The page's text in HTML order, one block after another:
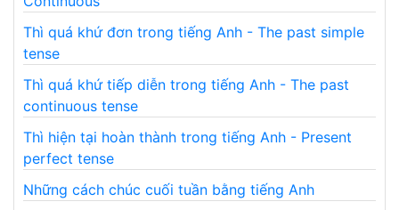
Thì quá khứ đơn trong tiếng Anh - The past simple
tense
Thì quá khứ tiếp diễn trong tiếng Anh - The past
continuous tense
Thì hiện tại hoàn thành trong tiếng Anh - Present
perfect tense
Những cách chúc cuối tuần bằng tiếng Anh